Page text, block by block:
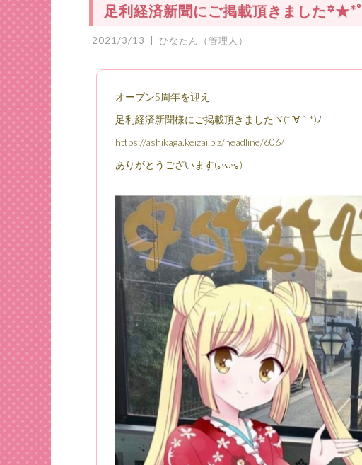
足利経済新聞にご掲載頂きました꙳★*ﾟ
2021/3/13 ひなたん（管理人）
オープン5周年を迎え
足利経済新聞様にご掲載頂きましたヾ(*´∀｀*)ﾉ
https://ashikaga.keizai.biz/headline/606/
ありがとうございます(｡ᵕᴗᵕ｡)